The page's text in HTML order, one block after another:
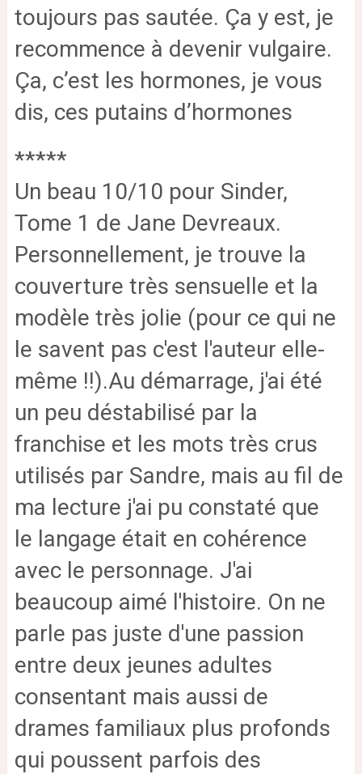
toujours pas sautée. Ça y est, je
recommence à devenir vulgaire.
Ça, c’est les hormones, je vous
dis, ces putains d’hormones
*****
Un beau 10/10 pour Sinder,
Tome 1 de Jane Devreaux.
Personnellement, je trouve la
couverture très sensuelle et la
modèle très jolie (pour ce qui ne
le savent pas c'est l'auteur elle-
même !!).Au démarrage, j'ai été
un peu déstabilisé par la
franchise et les mots très crus
utilisés par Sandre, mais au fil de
ma lecture j'ai pu constaté que
le langage était en cohérence
avec le personnage. J'ai
beaucoup aimé l'histoire. On ne
parle pas juste d'une passion
entre deux jeunes adultes
consentant mais aussi de
drames familiaux plus profonds
qui poussent parfois des